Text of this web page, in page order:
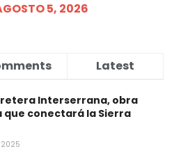
5, 2026
Latest
Interserrana, obra
conectará la Sierra
2025